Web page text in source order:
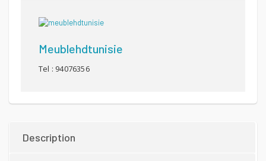
Meublehdtunisie
Tel : 94076356
Description